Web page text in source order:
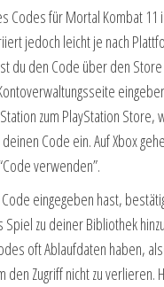
Codes für Mortal Kombat 11
jedoch leicht je nach
du den Code über den
zum PlayStation Store,
Code ein. Auf Xbox
verwenden”.
eingegeben hast,
Spiel zu deiner Bibliothek
oft Ablaufdaten haben,
den Zugriff nicht zu verlieren.